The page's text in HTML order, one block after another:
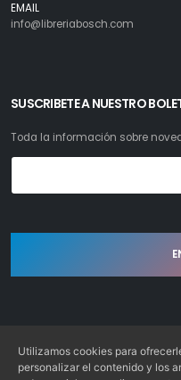
EMAIL
info@libreriabosch.com
SUSCRIBETE A NUESTRO
Toda la información sobre
Utilizamos cookies para
personalizar el contenido y los